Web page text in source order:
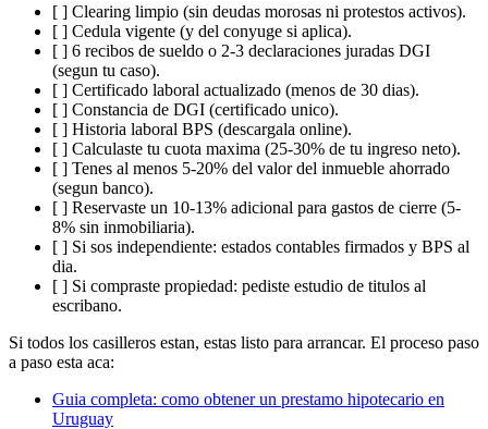
[ ] Clearing limpio (sin deudas morosas ni protestos activos).
[ ] Cedula vigente (y del conyuge si aplica).
[ ] 6 recibos de sueldo o 2-3 declaraciones juradas DGI
(segun tu caso).
[ ] Certificado laboral actualizado (menos de 30 dias).
[ ] Constancia de DGI (certificado unico).
[ ] Historia laboral BPS (descargala online).
[ ] Calculaste tu cuota maxima (25-30% de tu ingreso neto).
[ ] Tenes al menos 5-20% del valor del inmueble ahorrado
(segun banco).
[ ] Reservaste un 10-13% adicional para gastos de cierre (5-
8% sin inmobiliaria).
[ ] Si sos independiente: estados contables firmados y BPS al
dia.
[ ] Si compraste propiedad: pediste estudio de titulos al
escribano.
Si todos los casilleros estan, estas listo para arrancar. El proceso paso
a paso esta aca:
Guia completa: como obtener un prestamo hipotecario en
Uruguay